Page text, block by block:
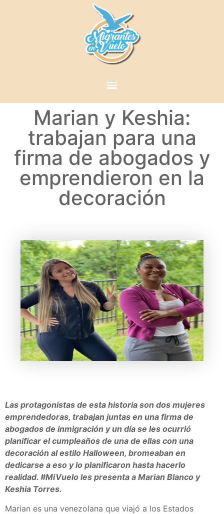
Marian y Keshia:
trabajan para una
firma de abogados y
emprendieron en la
decoración
Las protagonistas de esta historia son dos mujeres
emprendedoras, trabajan juntas en una firma de
abogados de inmigración y un día se les ocurrió
planificar el cumpleaños de una de ellas con una
decoración al estilo Halloween, bromeaban en
dedicarse a eso y lo planificaron hasta hacerlo
realidad. #MiVuelo les presenta a Marian Blanco y
Keshia Torres.
Marian es una venezolana que viajó a los Estados